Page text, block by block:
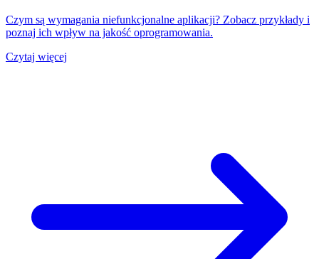
Czym są wymagania niefunkcjonalne aplikacji? Zobacz przykłady i
poznaj ich wpływ na jakość oprogramowania.
Czytaj więcej